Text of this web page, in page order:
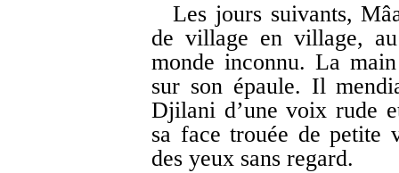
Les jours suivants,
de village en village,
monde inconnu. La
sur son épaule. Il
Djilani d’une voix rude
sa face trouée de petite
des yeux sans regard.